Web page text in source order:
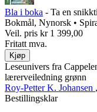
Bla i boka - Ta en
Bokmål, Nynorsk •
Veil. pris kr 1 399,00
Fritatt mva.
Kjøp
Leseunivers fra
lærerveiledning grønn
Roy-Petter K. Johansen ,
Bestillingsklar